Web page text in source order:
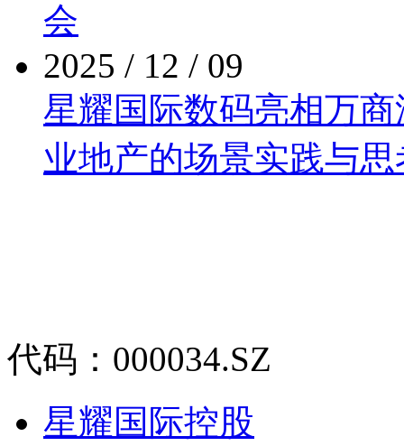
会
2025 / 12 / 09
星耀国际数码亮相万商
业地产的场景实践与思
代码：000034.SZ
星耀国际控股